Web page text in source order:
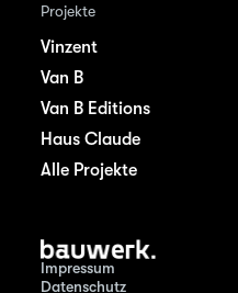
Projekte
Vinzent
Van B
Van B Editions
Haus Claude
Alle Projekte
Impressum
Datenschutz